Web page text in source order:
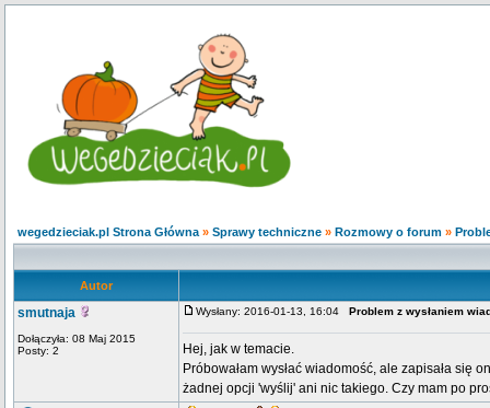
wegedzieciak.pl Strona Główna » Sprawy techniczne » Rozmowy o forum »
Autor
smutnaja
Dołączyła: 08 Maj 2015
Posty: 2
Wysłany: 2016-01-13, 16:04 Problem z wysłaniem
Hej, jak w temacie.
Próbowałam wysłać wiadomość, ale zapisała się
żadnej opcji 'wyślij' ani nic takiego. Czy mam po